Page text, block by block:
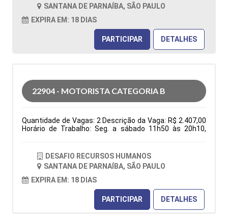
disponibilidade de horário. Tipo de contratação: CLT
Cidade: Santana de Parnaíba, SP, Brasil Área de Atuação:
Logística Período: Formação Acadêmica:
Características Comportamentais:
SANTANA DE PARNAÍBA, SÃO PAULO
EXPIRA EM: 18 DIAS
PARTICIPAR DETALHES
22904 - MOTORISTA CATEGORIA B
Quantidade de Vagas: 2 Descrição da Vaga: R$ 2.407,00
Horário de Trabalho: Seg. a sábado 11h50 às 20h10,
horário. Benefícios: Vale transporte ou vale combustível;
após 3 meses: Vale alimentação R$ 150,00 e Golden
farma Entregas nas residencias Tipo de contratação:
CLT Cidade: Santana de Parnaíba, SP, Brasil Área de
Atuação: Logística Período: Formação Acadêmica:
Características Comportamentais:
DESAFIO RECURSOS HUMANOS
SANTANA DE PARNAÍBA, SÃO PAULO
EXPIRA EM: 18 DIAS
PARTICIPAR DETALHES